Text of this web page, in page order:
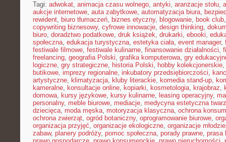
Tagi: adwokat, animacja czasu wolnego, antyki, aranżacje stołu,
aukcje internetowe, auta zabytkowe, automatyzacja biura,
rewident, biuro tłumaczeń, biznes etyczny, blogowanie, book club
copywriting biznesowy, cyfrowe innowacje, design thinking,
biuro, doradztwo podatkowe, druk książek, drukarki, ebooki,
społeczna, edukacja turystyczna, estetyka ciała, event manager,
festiwale filmowe, festiwale kulinarne, finansowanie działalności,
freelancing, geografia Polski, grafika komputerowa, gry
logiczne, gry strategiczne, historia Polski, hobby kolekcjonerskie,
butikowe, imprezy regionalne, inkubatory przedsiębiorczości,
artystyczne, klimatyzacja, kluby literackie, komedia stand-up,
kameralne, konsultacje online, kopiarki, kosmetologia, krajobraz,
domowa, kursy językowe, kursy kulinarne, leasing operacyjny,
personalny, meble biurowe, mediacje, medycyna estetyczna
dziecięca, moda męska, motoryzacja klasyczna, ochrona
ochrona zwierząt, ogród botaniczny, oprogramowanie biurowe,
organizacja przyjęć, organizacje ekologiczne, organizacje
zabaw, planery podróży, pomoc społeczna, porady prawne, prasa